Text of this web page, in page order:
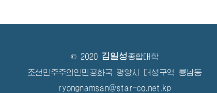
© 2020 김일성종합대학
조선민주주의인민공화국 평양시 대성구역 룡남동
ryongnamsan@star-co.net.kp